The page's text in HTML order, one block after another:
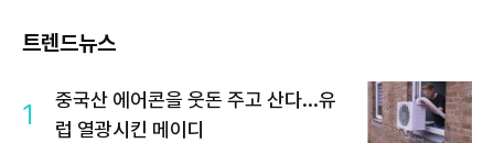
트렌드뉴스
1
중국산 에어콘을 웃돈 주고 산다...유
럽 열광시킨 메이디